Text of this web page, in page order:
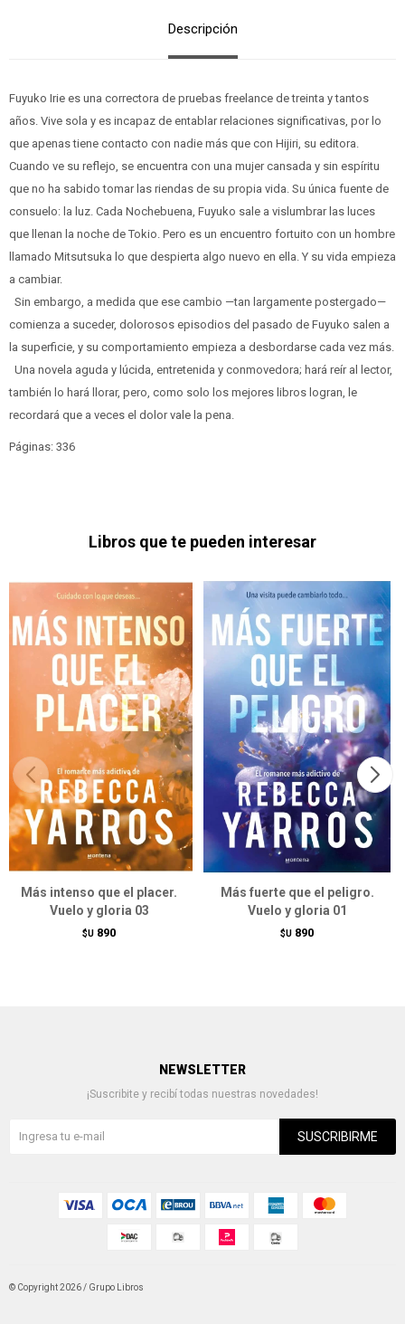
Descripción
Fuyuko Irie es una correctora de pruebas freelance de treinta y tantos
años. Vive sola y es incapaz de entablar relaciones significativas, por lo
que apenas tiene contacto con nadie más que con Hijiri, su editora.
Cuando ve su reflejo, se encuentra con una mujer cansada y sin espíritu
que no ha sabido tomar las riendas de su propia vida. Su única fuente de
consuelo: la luz. Cada Nochebuena, Fuyuko sale a vislumbrar las luces
que llenan la noche de Tokio. Pero es un encuentro fortuito con un hombre
llamado Mitsutsuka lo que despierta algo nuevo en ella. Y su vida empieza
a cambiar.
Sin embargo, a medida que ese cambio —tan largamente postergado—
comienza a suceder, dolorosos episodios del pasado de Fuyuko salen a
la superficie, y su comportamiento empieza a desbordarse cada vez más.
Una novela aguda y lúcida, entretenida y conmovedora; hará reír al lector,
también lo hará llorar, pero, como solo los mejores libros logran, le
recordará que a veces el dolor vale la pena.
Páginas: 336
Libros que te pueden interesar
Más intenso que el placer.
Vuelo y gloria 03
$U 890
Más fuerte que el peligro.
Vuelo y gloria 01
$U 890
NEWSLETTER
¡Suscribite y recibí todas nuestras novedades!
SUSCRIBIRME
© Copyright 2026 / Grupo Libros